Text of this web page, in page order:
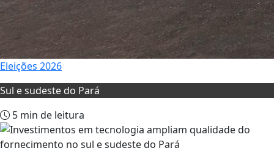
Eleições 2026
Sul e sudeste do Pará
5 min de leitura